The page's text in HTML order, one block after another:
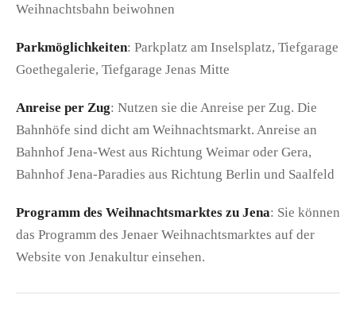
Weihnachtsbahn beiwohnen
Parkmöglichkeiten: Parkplatz am Inselsplatz, Tiefgarage
Goethegalerie, Tiefgarage Jenas Mitte
Anreise per Zug: Nutzen sie die Anreise per Zug. Die
Bahnhöfe sind dicht am Weihnachtsmarkt. Anreise an
Bahnhof Jena-West aus Richtung Weimar oder Gera,
Bahnhof Jena-Paradies aus Richtung Berlin und Saalfeld
Programm des Weihnachtsmarktes zu Jena: Sie können
das Programm des Jenaer Weihnachtsmarktes auf der
Website von Jenakultur einsehen.